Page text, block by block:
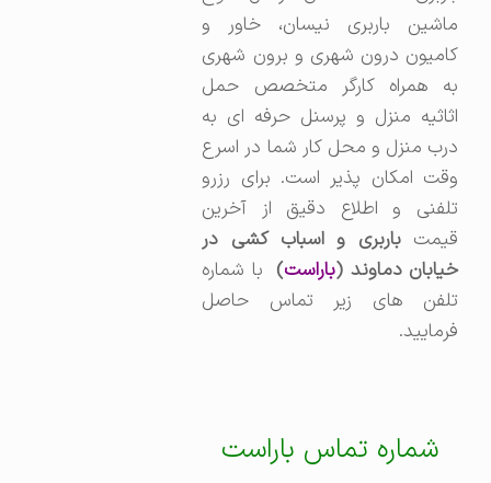
ماشین باربری نیسان، خاور و
کامیون درون شهری و برون شهری
به همراه کارگر متخصص حمل
اثاثیه منزل و پرسنل حرفه ای به
درب منزل و محل کار شما در اسرع
وقت امکان پذیر است. برای رزرو
تلفنی و اطلاع دقیق از آخرین
قیمتباربری و اسباب کشی در
خیابان دماوند (باراست)با شماره
تلفن های زیر تماس حاصل
فرمایید.
شماره تماس باراست